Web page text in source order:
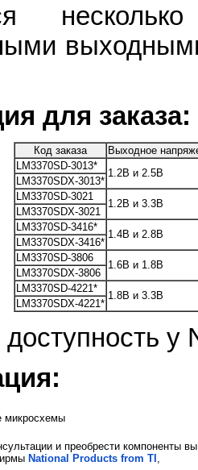
для заказа:
Код заказа
Выходное
LM3370SD-3013*
1.2В и 2.5В
LM3370SDX-3013*
LM3370SD-3021
1.2В и 3.3В
LM3370SDX-3021
LM3370SD-3416*
1.4В и 2.8В
LM3370SDX-3416*
LM3370SD-3806
1.6В и 1.8В
LM3370SDX-3806
LM3370SD-4221*
1.8В и 3.3В
LM3370SDX-4221*
доступность
микросхемы
и преобрести компоненты
National Products from TI ,